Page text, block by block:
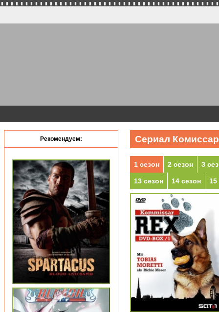
Сериал
1 сезон 2 сезон 3
13 сезон 14 сезон 15
Рекомендуем: